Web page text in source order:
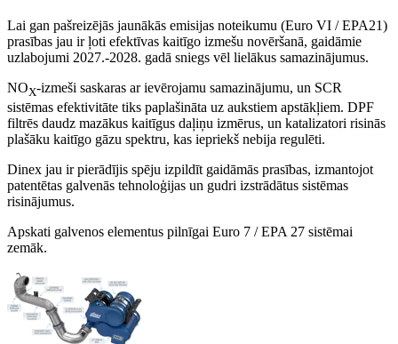
Lai gan pašreizējās jaunākās emisijas noteikumu (Euro VI / EPA21)
prasības jau ir ļoti efektīvas kaitīgo izmešu novēršanā, gaidāmie
uzlabojumi 2027.-2028. gadā sniegs vēl lielākus samazinājumus.
NOX-izmeši saskaras ar ievērojamu samazinājumu, un SCR
sistēmas efektivitāte tiks paplašināta uz aukstiem apstākļiem. DPF
filtrēs daudz mazākus kaitīgus daļiņu izmērus, un katalizatori risinās
plašāku kaitīgo gāzu spektru, kas iepriekš nebija regulēti.
Dinex jau ir pierādījis spēju izpildīt gaidāmās prasības, izmantojot
patentētas galvenās tehnoloģijas un gudri izstrādātus sistēmas
risinājumus.
Apskati galvenos elementus pilnīgai Euro 7 / EPA 27 sistēmai
zemāk.